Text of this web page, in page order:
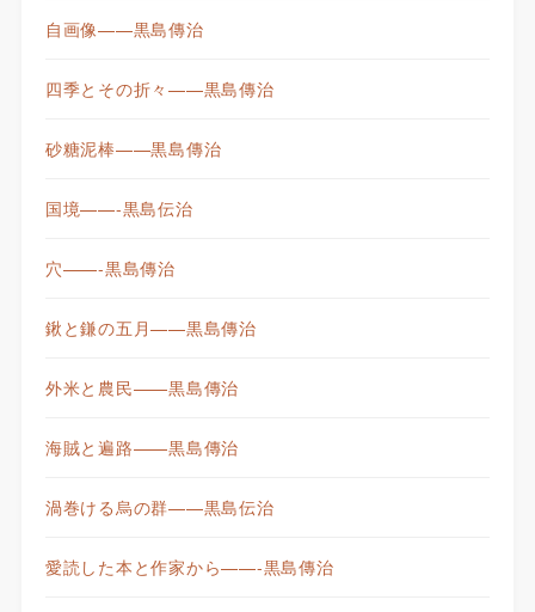
自画像——黒島傳治
四季とその折々——黒島傳治
砂糖泥棒——黒島傳治
国境——-黒島伝治
穴——-黒島傳治
鍬と鎌の五月——黒島傳治
外米と農民——黒島傳治
海賊と遍路——黒島傳治
渦巻ける烏の群——黒島伝治
愛読した本と作家から——-黒島傳治